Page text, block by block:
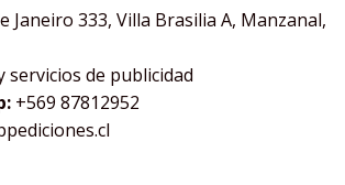
Janeiro 333, Villa Brasilia A, Manzanal,
servicios de publicidad
+569 87812952